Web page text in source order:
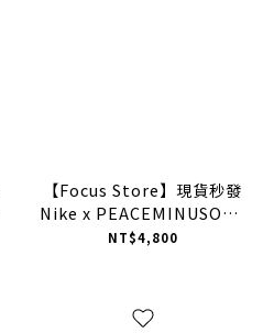
【Focus Store】現貨秒發
Nike x PEACEMINUSONE
G-Dragon Long Tee
NT$4,800